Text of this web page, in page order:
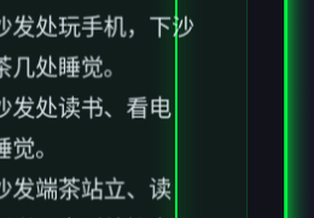
发处玩手机，下沙
处睡觉。
发处读书、看电
。
发端茶站立、读